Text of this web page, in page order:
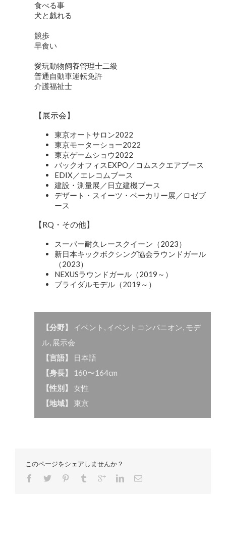
食べる事
犬と戯れる
競歩
早食い
愛玩動物飼養管理士二級
普通自動車運転免許
介護福祉士
【展示会】
東京オートサロン2022
東京モーターショー2022
東京ゲームショウ2022
バックオフィスEXPO／コムスクエアブース
EDIX／エレコムブース
建設・測量展／日立建機ブース
デザート・スイーツ・ベーカリー展／ロゼブ
ース
【RQ・その他】
スーパー耐久レースクイーン（2023）
新日本キックボクシング協会ラウンドガール
（2023）
NEXUSラウンドガール（2019～）
ブライダルモデル（2019～）
【分野】 イベント , イベントコンパニオン, モデ
ル, 展示会
【言語】
日本語
【身長】
160〜164cm
【性別】 女性
【地域】 東京
このページをシェアしませんか？